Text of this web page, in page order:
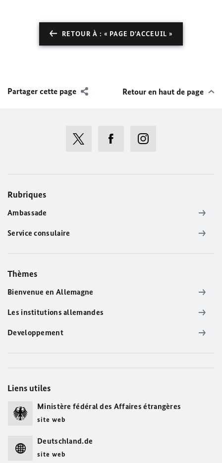
RETOUR À : « PAGE D'ACCEUIL »
Partager cette page Retour en haut de page
Rubriques
Ambassade
Service consulaire
Thèmes
Bienvenue en Allemagne
Les institutions allemandes
Developpement
Liens utiles
Ministère fédéral des Affaires étrangères
site web
Deutschland.de
site web